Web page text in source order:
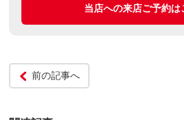
当店への来店ご予約は
前の記事へ